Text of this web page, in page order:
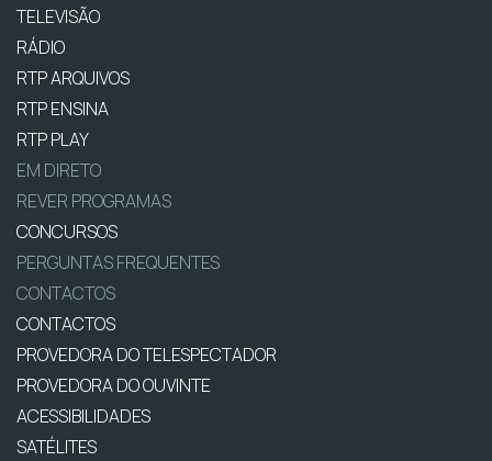
TELEVISÃO
RÁDIO
RTP ARQUIVOS
RTP ENSINA
RTP PLAY
EM DIRETO
REVER PROGRAMAS
CONCURSOS
PERGUNTAS FREQUENTES
CONTACTOS
CONTACTOS
PROVEDORA DO TELESPECTADOR
PROVEDORA DO OUVINTE
ACESSIBILIDADES
SATÉLITES